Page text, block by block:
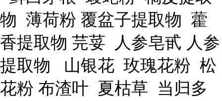
物 薄荷粉 覆盆子提取物 藿
香提取物 芫荽 人参皂甙 人参
提取物 山银花 玫瑰花粉 松
花粉 布渣叶 夏枯草 当归多